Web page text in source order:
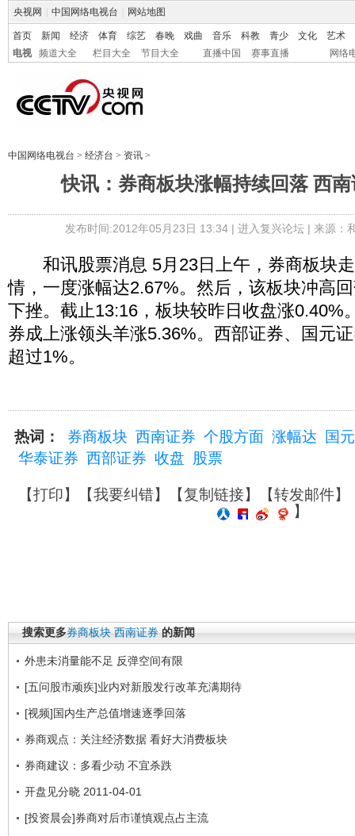
央视网 中国网络电视台 网站地图
首页 新闻 经济 体育 综艺 春晚 戏曲 音乐 科教 青少 文化
艺术
电视
频道大全 栏目大全 节目大全 直播中国 赛事直播 网络
中国网络电视台 > 经济台 > 资讯 >
快讯：券商板块涨幅持续回落 西
发布时间:2012年05月23日 13:34 | 进入复兴论坛| 来源：
和讯股票消息 5月23日上午，券商板块走
情，一度涨幅达2.67%。然后，该板块冲高
下挫。截止13:16，板块较昨日收盘涨0.40%
券成上涨领头羊涨5.36%。西部证券、国元
超过1%。
热词： 券商板块 西南证券 个股方面 涨幅达
国
华泰证券 西部证券 收盘 股票
【打印】【我要纠错】【复制链接】【转发邮件】
】
搜索更多券商板块 西南证券 的新闻
外患未消量能不足 反弹空间有限
[五问股市顽疾]业内对新股发行改革充满期待
[视频]国内生产总值增速逐季回落
券商观点：关注经济数据 看好大消费板块
券商建议：多看少动 不宜杀跌
开盘见分晓 2011-04-01
[投资晨会]券商对后市谨慎观点占主流